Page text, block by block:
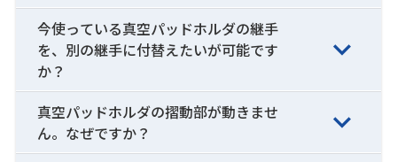
今使っている真空パッドホルダの継手
を、別の継手に付替えたいが可能です
か？
真空パッドホルダの摺動部が動きませ
ん。なぜですか？